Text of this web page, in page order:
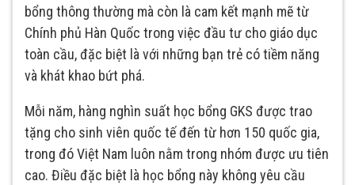
bổng thông thường mà còn là cam kết mạnh mẽ từ
Chính phủ Hàn Quốc trong việc đầu tư cho giáo dục
toàn cầu, đặc biệt là với những bạn trẻ có tiềm năng
và khát khao bứt phá.
Mỗi năm, hàng nghìn suất học bổng GKS được trao
tặng cho sinh viên quốc tế đến từ hơn 150 quốc gia,
trong đó Việt Nam luôn nằm trong nhóm được ưu tiên
cao. Điều đặc biệt là học bổng này không yêu cầu